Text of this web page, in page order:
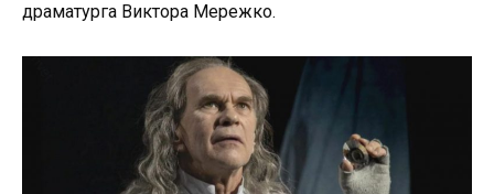
драматурга Виктора Мережко.